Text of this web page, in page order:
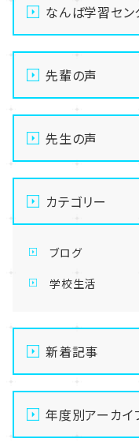
なんば学習セン
先輩の声
先生の声
カテゴリー
ブログ
学校生活
新着記事
【なんば】体験
ました！🥭✨
【なんば】キラリ
年度別アーカイ